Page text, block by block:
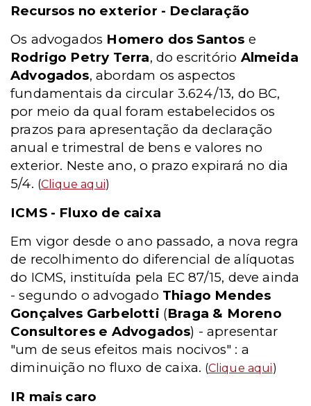
Recursos no exterior - Declaração
Os advogados Homero dos Santos e
Rodrigo Petry Terra, do escritório Almeida
Advogados, abordam os aspectos
fundamentais da circular 3.624/13, do BC,
por meio da qual foram estabelecidos os
prazos para apresentação da declaração
anual e trimestral de bens e valores no
exterior. Neste ano, o prazo expirará no dia
5/4. (Clique aqui)
ICMS - Fluxo de caixa
Em vigor desde o ano passado, a nova regra
de recolhimento do diferencial de alíquotas
do ICMS, instituída pela EC 87/15, deve ainda
- segundo o advogado Thiago Mendes
Gonçalves Garbelotti (Braga & Moreno
Consultores e Advogados) - apresentar
"um de seus efeitos mais nocivos" : a
diminuição no fluxo de caixa. (Clique aqui)
IR mais caro